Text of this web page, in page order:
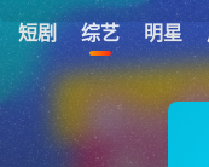
短剧 综艺 明星